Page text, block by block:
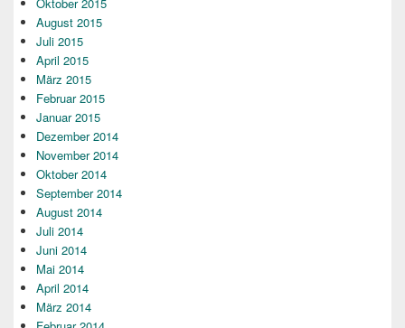
Oktober 2015
August 2015
Juli 2015
April 2015
März 2015
Februar 2015
Januar 2015
Dezember 2014
November 2014
Oktober 2014
September 2014
August 2014
Juli 2014
Juni 2014
Mai 2014
April 2014
März 2014